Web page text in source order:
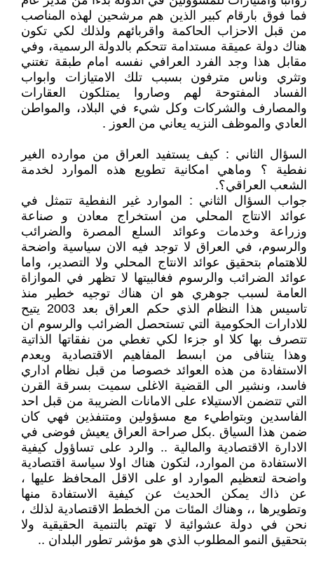
فما فوق بارقام كبير الذين هم مرشحين لهذه المناصب
من قبل الاحزاب الحاكمة واقربائهم ولذلك لكي تكون
هناك دولة عميقة مستدامة تتحكم بالدولة الرسمية، وفي
مقابل هذا وجد الفرد العرافي نفسه امام طبقة تغتني
وتثري وناس مترفون بسبب تلك الامتيازات وابواب
الفساد المفتوحة لهم وصاروا يمتلكون العقارات
والمصارف والشركات وكل شيء في البلاد، والمواطن
العادي والموظف النزيه يعاني من العوز .
السؤال الثاني : كيف يستفيد العراق من موارده الغير
نفطية ؟ وماهي امكانية تطويع هذه الموارد لخدمة
الشعب العراقي؟.
جواب السؤال الثاني : الموارد غير النفطية تتمثل في
عوائد الانتاج المحلي من استخراج معادن و صناعة
وزراعة وخدمات وعوائد السلع المصرة والضرائب
والرسوم، في العراق لا توجد فيه الان سياسية واضحة
للاهتمام بتحقيق عوائد الانتاج المحلي ولا التصدير، واما
عوائد الضرائب والرسوم فغالبيتها لا تظهر في الموازاة
العامة لسبب جوهري هو ان هناك توجيه خطير منذ
تاسيس هذا النظام الذي حكم العراق بعد 2003 يتيح
للادارات الحكومية التي تستحصل الضرائب والرسوم ان
تتصرف بها كلا او جزءا لكي تغطي من نفقاتها الذاتية
وهذا يتنافى من ابسط المفاهيم الاقتصادية ويعدم
الاستفادة من هذه العوائد خصوصا من قبل نظام اداري
فاسد، ونشير الى القضية الاغلى سميت بسرقة القرن
التي تتضمن الاستيلاء على الامانات الضريبة من قبل احد
الفاسدين وبتواطيء مع مسؤولين ومتنفذين فهي كان
ضمن هذا السياق .بكل صراحة العراق يعيش فوضى في
الادارة الاقتصادية والمالية .. والرد على تساؤول كيفية
الاستفادة من الموارد، لتكون هناك اولا سياسة اقتصادية
واضحة لتعظيم الموارد او على الاقل المحافظ عليها ،
عن ذاك يمكن الحديث عن كيفية الاستفادة منها
وتطويرها ،، وهناك المئات من الخطط الاقتصادية لذلك ،
نحن في دولة عشوائية لا تهتم بالتنمية الحقيقية ولا
بتحقيق النمو المطلوب الذي هو مؤشر تطور البلدان ..